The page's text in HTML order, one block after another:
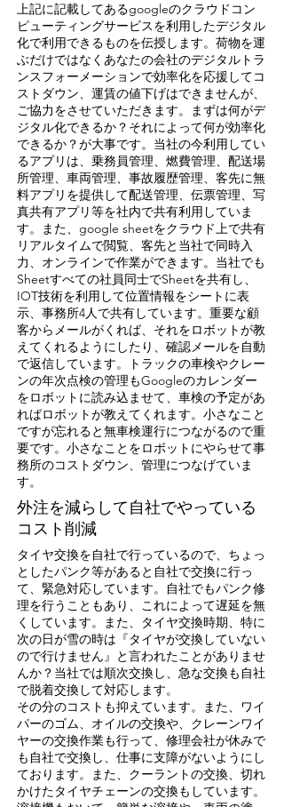
上記に記載してあるgoogleのクラウドコン
ピューティングサービスを利用したデジタル
化で利用できるものを伝授します。荷物を運
ぶだけではなくあなたの会社のデジタルトラ
ンスフォーメーションで効率化を応援してコ
ストダウン、運賃の値下げはできませんが、
ご協力をさせていただきます。まずは何がデ
ジタル化できるか？それによって何が効率化
できるか？が大事です。当社の今利用してい
るアプリは、乗務員管理、燃費管理、配送場
所管理、車両管理、事故履歴管理、客先に無
料アプリを提供して配送管理、伝票管理、写
真共有アプリ等を社内で共有利用していま
す。また、google sheetをクラウド上で共有
リアルタイムで閲覧、客先と当社で同時入
力、オンラインで作業ができます。 ​当社でも
Sheetすべての社員同士でSheetを共有し、
IOT​技術を利用して位置情報をシートに表
示、事務所4人で共有しています。重要な顧
客からメールがくれば、それをロボットが教
えてくれるようにしたり、確認メールを自動
で返信しています。トラックの車検やクレー
ンの年次点検の管理もGoogleのカレンダー
をロボットに読み込ませて、車検の予定があ
ればロボットが教えてくれます。小さなこと
ですが忘れると無車検運行につながるので重
要です。小さなことをロボットにやらせて事
務所のコストダウン、管理につなげていま
す。
​外注を減らして自社でやっている
コスト削減
タイヤ交換を自社で行っているので、ちょっ
としたパンク等があると自社で交換に行っ
て、緊急対応しています。自社でもパンク修
理を行うこともあり、これによって遅延を無
くしています。また、タイヤ交換時期、特に
次の日が雪の時は『タイヤが交換していない
ので行けません』と言われたことがありませ
んか？当社では順次交換し、急な交換も自社
で脱着交換して対応します。
その分のコストも抑えています。また、ワイ
パーのゴム、オイルの交換や、クレーンワイ
ヤーの交換作業も行って、修理会社が休みで
も自社で交換し、仕事に支障がないようにし
ております。また、クーラントの交換、切れ
かけたタイヤチェーンの交換もしています。